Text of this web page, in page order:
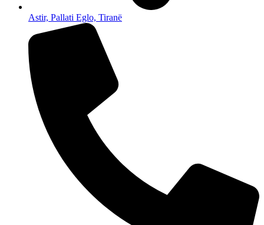
Astir, Pallati Eglo, Tiranë